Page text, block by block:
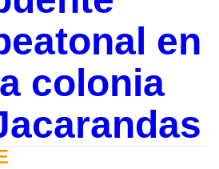
en
la colonia